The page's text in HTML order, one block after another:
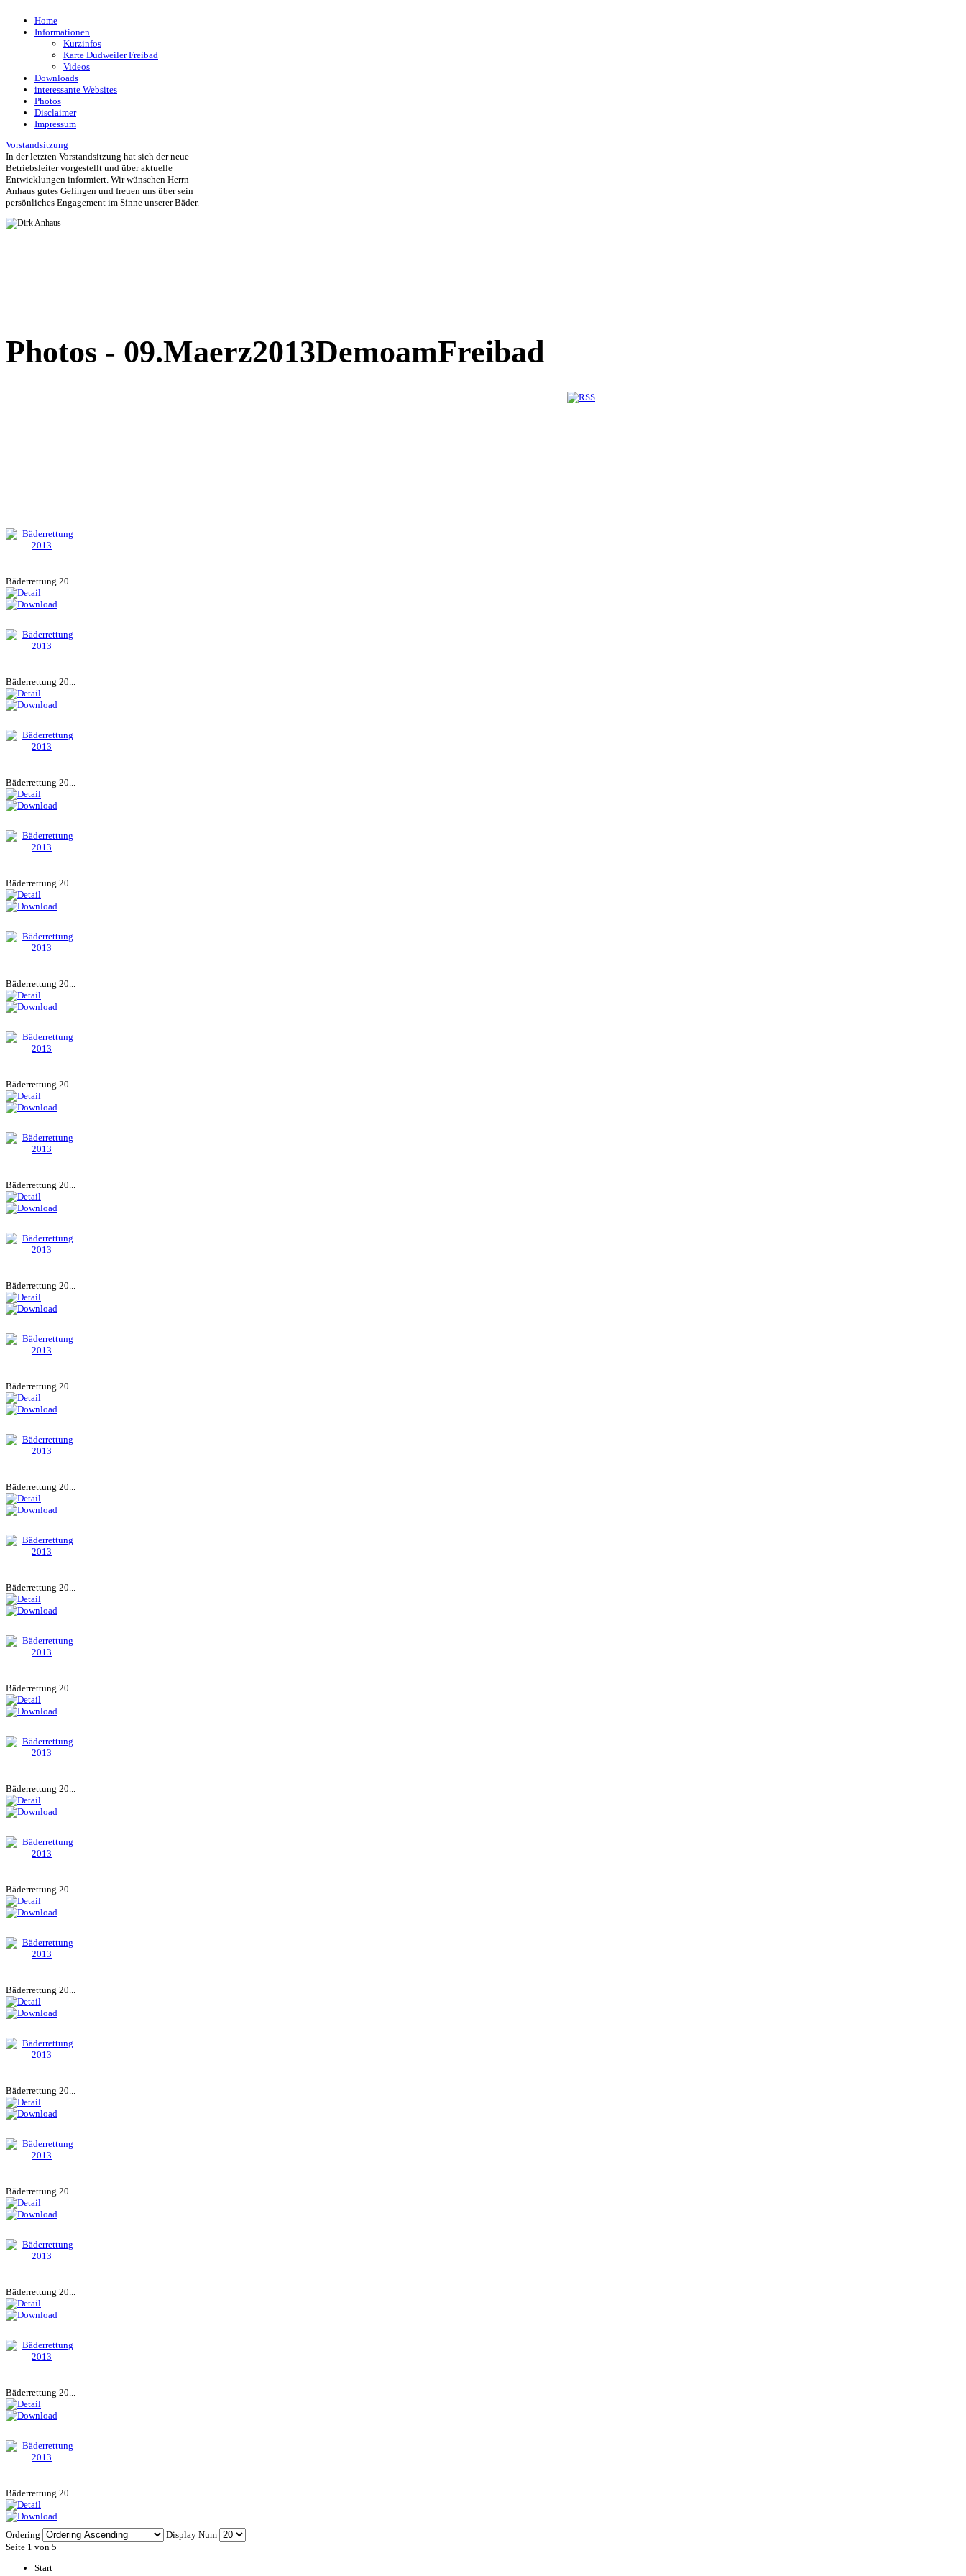
Home
Informationen
Kurzinfos
Karte Dudweiler Freibad
Videos
Downloads
interessante Websites
Photos
Disclaimer
Impressum
Vorstandsitzung
In der letzten Vorstandsitzung hat sich der neue
Betriebsleiter vorgestellt und über aktuelle
Entwicklungen informiert. Wir wünschen Herrn
Anhaus gutes Gelingen und freuen uns über sein
persönliches Engagement im Sinne unserer Bäder.
Photos - 09.Maerz2013DemoamFreibad
Bäderrettung 20...
Bäderrettung 20...
Bäderrettung 20...
Bäderrettung 20...
Bäderrettung 20...
Bäderrettung 20...
Bäderrettung 20...
Bäderrettung 20...
Bäderrettung 20...
Bäderrettung 20...
Bäderrettung 20...
Bäderrettung 20...
Bäderrettung 20...
Bäderrettung 20...
Bäderrettung 20...
Bäderrettung 20...
Bäderrettung 20...
Bäderrettung 20...
Bäderrettung 20...
Bäderrettung 20...
Ordering
Display Num
Seite 1 von 5
Start